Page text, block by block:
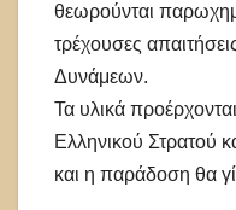
θεωρούνται
τρέχουσες
Δυνάμεων.
Τα υλικά
Ελληνικού Στρατού
και η παράδοση θα